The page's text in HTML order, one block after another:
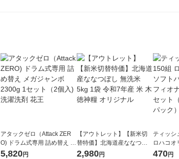
アタックゼロ（Attack ZER
O) ドラム式専用 詰め替え メ
ガジャンボ 2300g 1セット
5,820円
【アウトレット】【新米切
替特価】北海道産ななつぼ
し 無洗米 5kg 1袋 令和7年産
2,980円
ティッシ
ロハコオ
ックティ
470円